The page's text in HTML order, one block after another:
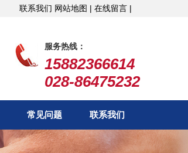
在线留言 |
网站地图 |
联系我们
服务热线：
15882366614
028-86475232
常见问题 联系我们